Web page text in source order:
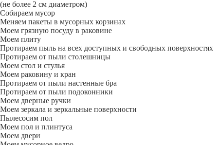
(не более 2 см диаметром)
Собираем мусор
Меняем пакеты в мусорных корзинах
Моем грязную посуду в раковине
Моем плиту
Протираем пыль на всех доступных и свободных поверхностях
Протираем от пыли столешницы
Моем стол и стулья
Моем раковину и кран
Протираем от пыли настенные бра
Протираем от пыли подоконники
Моем дверные ручки
Моем зеркала и зеркальные поверхности
Пылесосим пол
Моем пол и плинтуса
Моем двери